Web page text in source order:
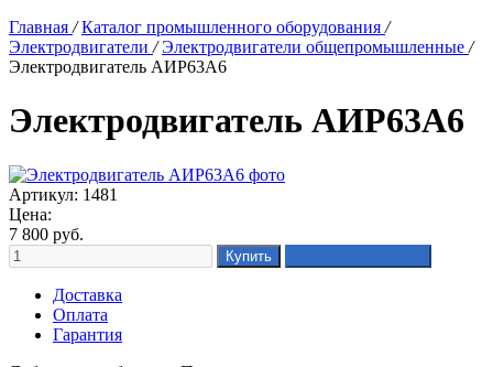
Главная / Каталог промышленного оборудования /
Электродвигатели / Электродвигатели общепромышленные /
Электродвигатель АИР63А6
Электродвигатель АИР63А6
Артикул: 1481
Цена:
7 800 руб.
Доставка
Оплата
Гарантия